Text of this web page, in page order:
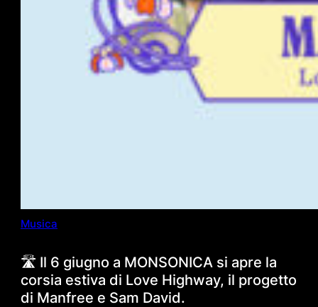
Musica
🛣️ Il 6 giugno a MONSONICA si apre la
corsia estiva di Love Highway, il progetto
di Manfree e Sam David.